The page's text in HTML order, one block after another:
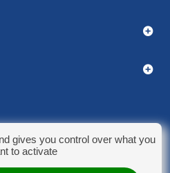
gives you control over what you
to activate